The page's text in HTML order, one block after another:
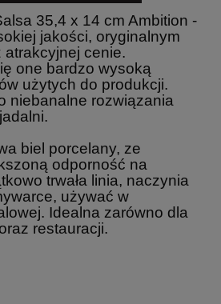
35,4 x 14 cm Ambition -
jakości, oryginalnym
atrakcyjnej cenie.
one bardzo wysoką
użytych do produkcji.
niebanalne rozwiązania
biel porcelany, ze
odporność na
trwała linia, naczynia
używać w
Idealna zarówno dla
restauracji.